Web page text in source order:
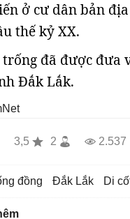
ở cư dân bản
thế kỷ XX.
trống đã được đưa
Đắk Lắk.
3,5 2 2.537
đồng Đắk Lắk di